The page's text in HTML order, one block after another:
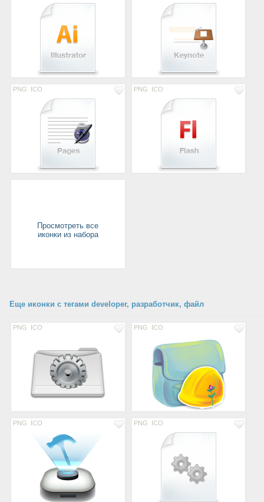
PNG ICO PNG ICO
Просмотреть все
иконки из набора
Еще иконки с тегами developer, разработчик, файл
PNG ICO PNG ICO
PNG ICO PNG ICO